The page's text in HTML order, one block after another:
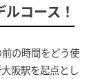
コース！
の時間をどう使
阪駅を起点とし